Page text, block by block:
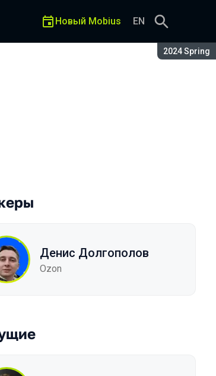
Сезон:
2024 Spring
Новый Mobius EN
снижая
Денис Долгополов
Ozon